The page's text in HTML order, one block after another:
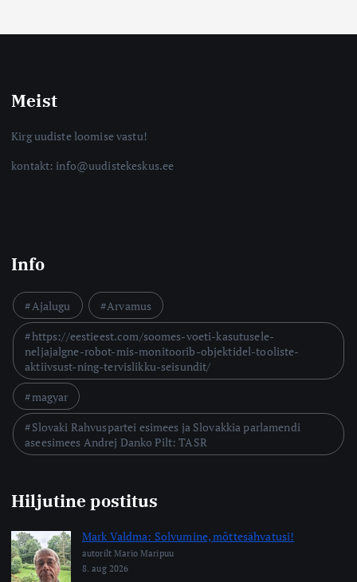
Meist
Kirg uudiste loomise vastu!
kontakt: info@uudistekeskus.ee
Info
Ajalugu
Arvamus
https://eestieest.com/soomes-voeti-kasutusele-
neljajalgne-robot-mis-monitoorib-objektidel-tooliste-
aktiivsust-ning-tervislikku-seisundit/
magyar
Slovaki Rahvuspartei esimees ja Slovakkia parlamendi
aseesimees Andrej Danko Pilt: TASR
Hiljutine postitus
Mark Valdma: Solvumine, mõttesähvatusi!
autorilt Mario Maripuu
8. aug 2026